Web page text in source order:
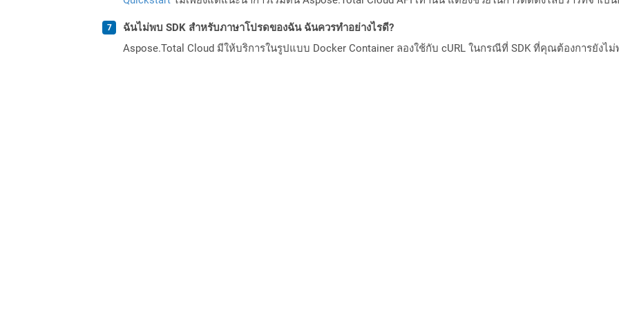
ฉันไม่พบ SDK สำหรับภาษาโปรดของฉัน ฉันควรทำอย่างไรดี?
Aspose.Total Cloud มีให้บริการในรูปแบบ Docker Container ลองใช้กับ cURL ในกรณีที่ SDK ที่คุณต้องการยังไ